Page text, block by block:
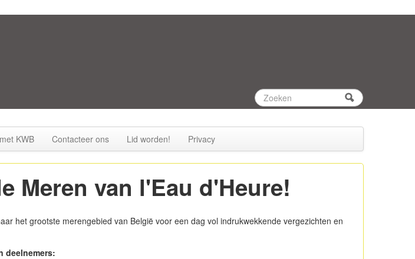
Zoekveld
Zoeken
KWB Contacteer ons Lid worden! Privacy
Meren van l'Eau d'Heure!
het grootste merengebied van België voor een dag vol indrukwekkende vergezichten en
deelnemers: